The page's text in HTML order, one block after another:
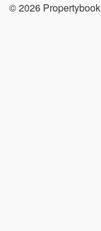
© 2026 Propertybook